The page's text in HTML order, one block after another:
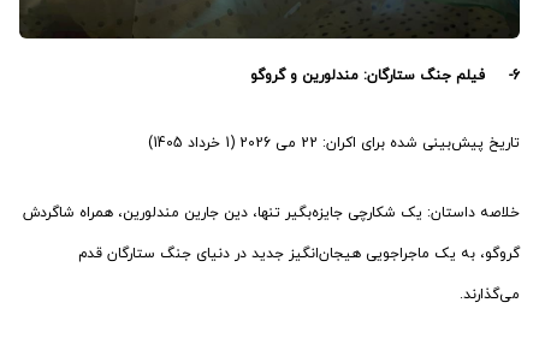
6- فیلم جنگ ستارگان: مندلورین و گروگو
تاریخ پیش‌بینی شده برای اکران: 22 می 2026 (1 خرداد 1405)
خلاصه داستان: یک شکارچی جایزه‌بگیر تنها، دین جارین مندلورین، همراه شاگردش
گروگو، به یک ماجراجویی هیجان‌انگیز جدید در دنیای جنگ ستارگان قدم
می‌گذارند.